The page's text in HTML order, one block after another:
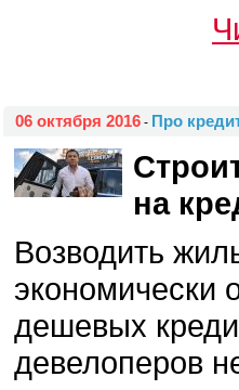
06 октября 2016 - Про
на
Возводить
экономически
дешевых
девелоперов